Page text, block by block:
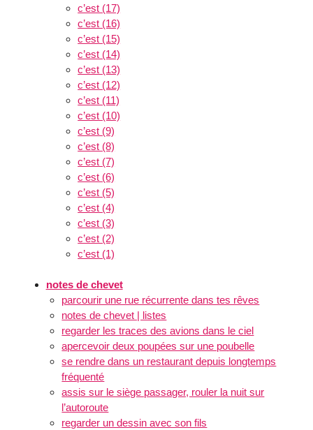
c’est (17)
c’est (16)
c’est (15)
c’est (14)
c’est (13)
c’est (12)
c’est (11)
c’est (10)
c’est (9)
c’est (8)
c’est (7)
c’est (6)
c’est (5)
c’est (4)
c’est (3)
c’est (2)
c’est (1)
notes de chevet
parcourir une rue récurrente dans tes rêves
notes de chevet | listes
regarder les traces des avions dans le ciel
apercevoir deux poupées sur une poubelle
se rendre dans un restaurant depuis longtemps
fréquenté
assis sur le siège passager, rouler la nuit sur
l’autoroute
regarder un dessin avec son fils